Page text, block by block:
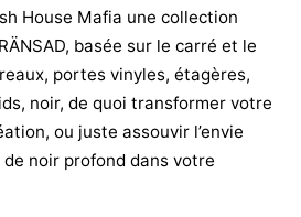
House Mafia une collection
basée sur le carré et le
portes vinyles, étagères,
noir, de quoi transformer votre
ou juste assouvir l’envie
de noir profond dans votre